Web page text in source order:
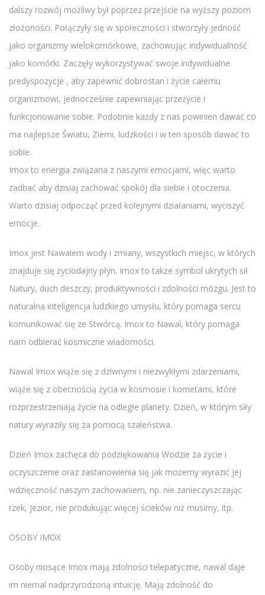
dalszy rozwój możliwy był poprzez przejście na wyższy poziom
złożoności. Połączyły się w społeczności i stworzyły jedność
jako organizmy wielokomórkowe, zachowując indywidualność
jako komórki. Zaczęły wykorzystywać swoje indywidualne
predyspozycje , aby zapewnić dobrostan i życie całemu
organizmowi, jednocześnie zapewniając przeżycie i
funkcjonowanie sobie. Podobnie każdy z nas powinien dawać co
ma najlepsze Światu, Ziemi, ludzkości i w ten sposób dawać to
sobie.
Imox to energia związana z naszymi emocjami, więc warto
zadbać aby dzisiaj zachować spokój dla siebie i otoczenia.
Warto dzisiaj odpocząć przed kolejnymi działaniami, wyciszyć
emocje.
Imox jest Nawalem wody i zmiany, wszystkich miejsc, w których
znajduje się życiodajny płyn. Imox to także symbol ukrytych sił
Natury, duch deszczy, produktywności i zdolności mózgu. Jest to
naturalna inteligencja ludzkiego umysłu, który pomaga sercu
komunikować się ze Stwórcą. Imox to Nawal, który pomaga
nam odbierać kosmiczne wiadomości.
Nawal Imox wiąże się z dziwnymi i niezwykłymi zdarzeniami,
wiąże się z obecnością życia w kosmosie i kometami, które
rozprzestrzeniają życie na odległe planety. Dzień, w którym siły
natury wyraziły się za pomocą szaleństwa.
Dzień Imox zachęca do podziękowania Wodzie za życie i
oczyszczenie oraz zastanowienia się jak możemy wyrazić Jej
wdzięczność naszym zachowaniem, np. nie zanieczyszczając
rzek, jezior, nie produkując więcej ścieków niż musimy, itp.
OSOBY IMOX
Osoby niosące Imox mają zdolności telepatyczne, nawal daje
im niemal nadprzyrodzoną intuicję. Mają zdolność do